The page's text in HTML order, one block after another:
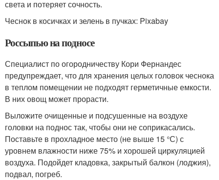
света и потеряет сочность.
Чеснок в косичках и зелень в пучках: Pixabay
Россыпью на подносе
Специалист по огородничеству Кори Фернандес
предупреждает, что для хранения целых головок чеснока
в теплом помещении не подходят герметичные емкости.
В них овощ может прорасти.
Выложите очищенные и подсушенные на воздухе
головки на поднос так, чтобы они не соприкасались.
Поставьте в прохладное место (не выше 15 °С) с
уровнем влажности ниже 75% и хорошей циркуляцией
воздуха. Подойдет кладовка, закрытый балкон (лоджия),
подвал, погреб.